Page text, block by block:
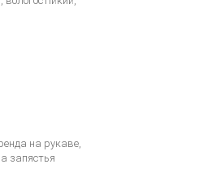
на рукаве,
запястья